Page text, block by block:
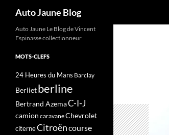
Auto Jaune Blog
Auto Jaune Le Blog de Vincent
Espinasse collectionneur
MOTS-CLEFS
24 Heures du Mans Barclay
Berlietberline
Bertrand AzemaC-I-J
camion caravaneChevrolet
citerneCitroëncourse